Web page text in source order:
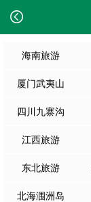
海南旅游
厦门武夷山
四川九寨沟
江西旅游
东北旅游
北海涠洲岛